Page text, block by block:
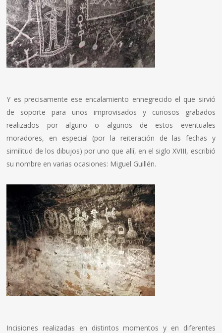
Y es precisamente ese encalamiento ennegrecido el que sirvió
de soporte para unos improvisados y curiosos grabados
realizados por alguno o algunos de estos eventuales
moradores, en especial (por la reiteración de las fechas y
similitud de los dibujos) por uno que allí, en el siglo XVIII, escribió
su nombre en varias ocasiones: Miguel Guillén.
Incisiones realizadas en distintos momentos y en diferentes